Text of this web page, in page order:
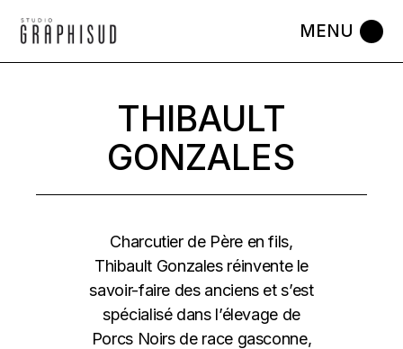
the
THIBAULT
GONZALES
Charcutier de Père en fils,
Thibault Gonzales réinvente le
savoir-faire des anciens et s’est
spécialisé dans l’élevage de
Porcs Noirs de race gasconne,